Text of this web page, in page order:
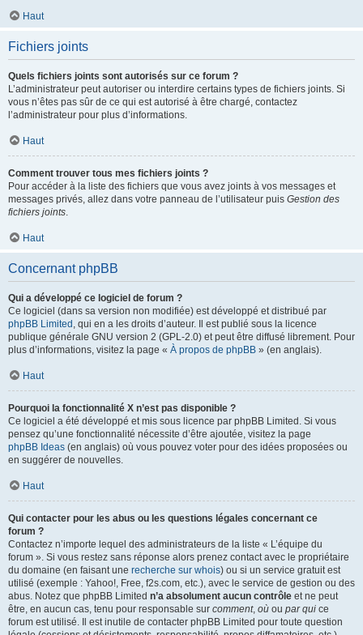
Haut
Fichiers joints
Quels fichiers joints sont autorisés sur ce forum ?
L’administrateur peut autoriser ou interdire certains types de fichiers joints. Si
vous n’êtes pas sûr de ce qui est autorisé à être chargé, contactez
l’administrateur pour plus d’informations.
Haut
Comment trouver tous mes fichiers joints ?
Pour accéder à la liste des fichiers que vous avez joints à vos messages et
messages privés, allez dans votre panneau de l’utilisateur puis Gestion des
fichiers joints.
Haut
Concernant phpBB
Qui a développé ce logiciel de forum ?
Ce logiciel (dans sa version non modifiée) est développé et distribué par
phpBB Limited , qui en a les droits d’auteur. Il est publié sous la licence
publique générale GNU version 2 (GPL-2.0) et peut être diffusé librement. Pour
plus d’informations, visitez la page « À propos de phpBB » (en anglais).
Haut
Pourquoi la fonctionnalité X n’est pas disponible ?
Ce logiciel a été développé et mis sous licence par phpBB Limited. Si vous
pensez qu’une fonctionnalité nécessite d’être ajoutée, visitez la page
phpBB Ideas (en anglais) où vous pouvez voter pour des idées proposées ou
en suggérer de nouvelles.
Haut
Qui contacter pour les abus ou les questions légales concernant ce
forum ?
Contactez n’importe lequel des administrateurs de la liste « L’équipe du
forum ». Si vous restez sans réponse alors prenez contact avec le propriétaire
du domaine (en faisant une recherche sur whois) ou si un service gratuit est
utilisé (exemple : Yahoo!, Free, f2s.com, etc.), avec le service de gestion ou des
abus. Notez que phpBB Limited n’a absolument aucun contrôle et ne peut
être, en aucun cas, tenu pour responsable sur comment, où ou par qui ce
forum est utilisé. Il est inutile de contacter phpBB Limited pour toute question